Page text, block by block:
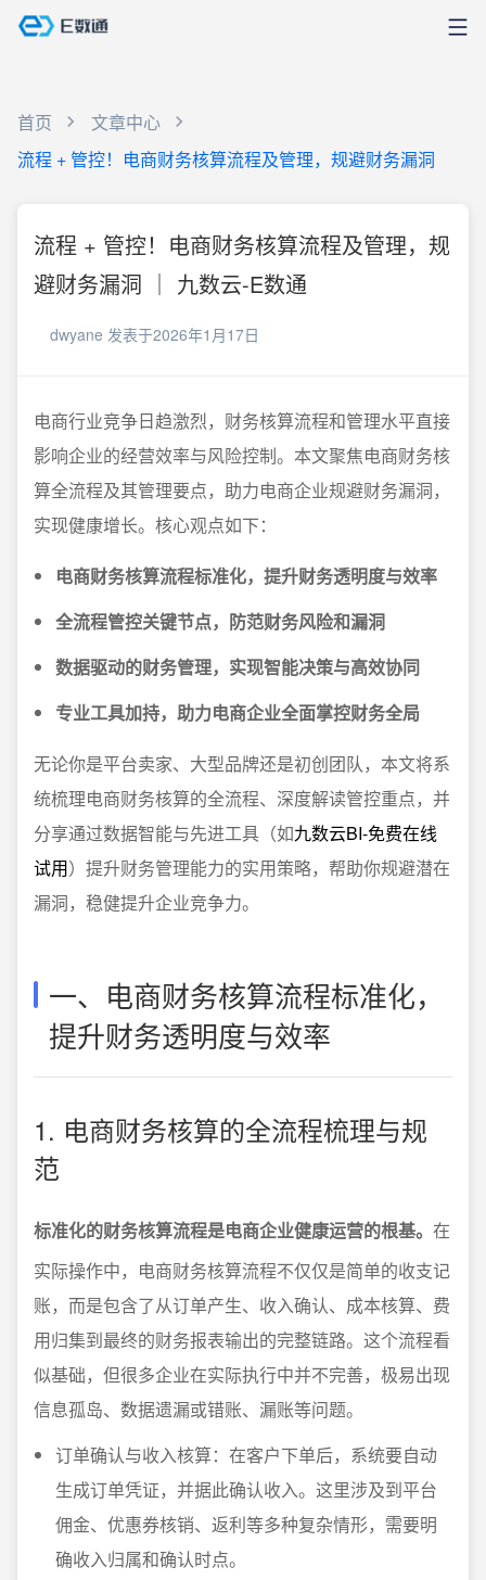
首页
文章中心
流程 + 管控！电商财务核算流程及管理，规避财务漏洞
流程 + 管控！电商财务核算流程及管理，规
避财务漏洞 ｜ 九数云-E数通
dwyane 发表于2026年1月17日
电商行业竞争日趋激烈，财务核算流程和管理水平直接
影响企业的经营效率与风险控制。本文聚焦电商财务核
算全流程及其管理要点，助力电商企业规避财务漏洞，
实现健康增长。核心观点如下：
电商财务核算流程标准化，提升财务透明度与效率
全流程管控关键节点，防范财务风险和漏洞
数据驱动的财务管理，实现智能决策与高效协同
专业工具加持，助力电商企业全面掌控财务全局
无论你是平台卖家、大型品牌还是初创团队，本文将系
统梳理电商财务核算的全流程、深度解读管控重点，并
分享通过数据智能与先进工具（如九数云BI-免费在线
试用）提升财务管理能力的实用策略，帮助你规避潜在
漏洞，稳健提升企业竞争力。
一、电商财务核算流程标准化，
提升财务透明度与效率
1. 电商财务核算的全流程梳理与规
范
标准化的财务核算流程是电商企业健康运营的根基。 在
实际操作中，电商财务核算流程不仅仅是简单的收支记
账，而是包含了从订单产生、收入确认、成本核算、费
用归集到最终的财务报表输出的完整链路。这个流程看
似基础，但很多企业在实际执行中并不完善，极易出现
信息孤岛、数据遗漏或错账、漏账等问题。
订单确认与收入核算：在客户下单后，系统要自动
生成订单凭证，并据此确认收入。这里涉及到平台
佣金、优惠券核销、返利等多种复杂情形，需要明
确收入归属和确认时点。